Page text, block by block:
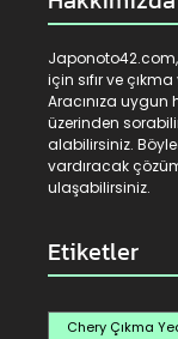
için sıfır ve
Aracınıza
üzerinden
alabilirsiniz.
vardıracak
ulaşabilirsiniz.
Etiketler
Chery Çıkma